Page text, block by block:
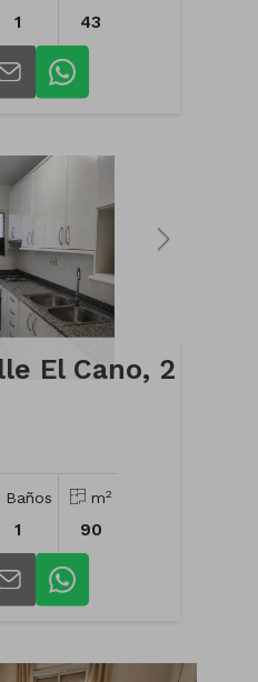
1 43
El Cano, 2
Baños
1
m2
90